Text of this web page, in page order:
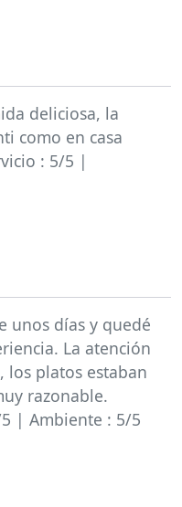
deliciosa, la
como en casa
: 5/5 |
unos días y quedé
La atención
los platos estaban
razonable.
| Ambiente : 5/5